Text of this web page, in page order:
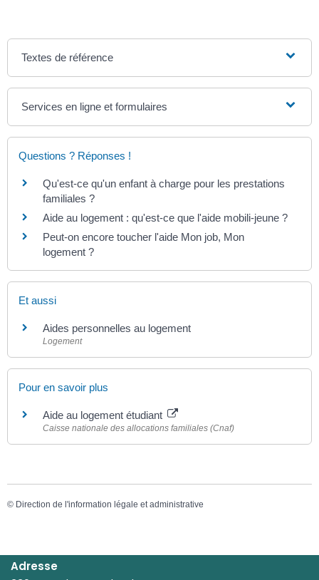
Textes de référence
Services en ligne et formulaires
Questions ? Réponses !
Qu'est-ce qu'un enfant à charge pour les prestations
familiales ?
Aide au logement : qu'est-ce que l'aide mobili-jeune ?
Peut-on encore toucher l'aide Mon job, Mon
logement ?
Et aussi
Aides personnelles au logement
Logement
Pour en savoir plus
Aide au logement étudiant
Caisse nationale des allocations familiales (Cnaf)
© Direction de l'information légale et administrative
Adresse